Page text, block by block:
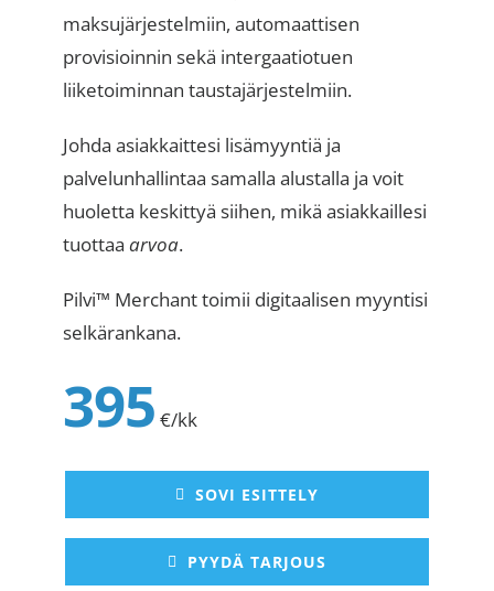
maksujärjestelmiin, automaattisen
provisioinnin sekä intergaatiotuen
liiketoiminnan taustajärjestelmiin.
Johda asiakkaittesi lisämyyntiä ja
palvelunhallintaa samalla alustalla ja voit
huoletta keskittyä siihen, mikä asiakkaillesi
tuottaaarvoa.
Pilvi™ Merchant toimii digitaalisen myyntisi
selkärankana.
395 €/kk
SOVI ESITTELY
PYYDÄ TARJOUS